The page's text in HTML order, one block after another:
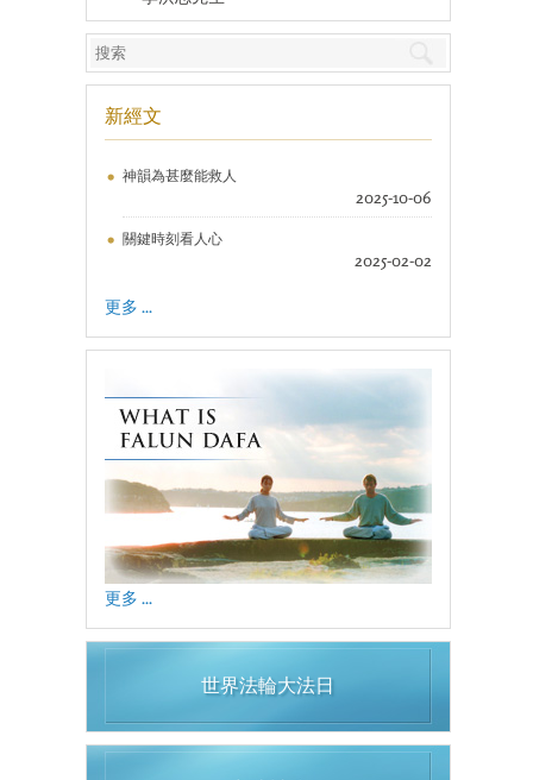
新經文
神韻為甚麼能救人
2025-10-06
關鍵時刻看人心
2025-02-02
更多 ...
更多 ...
世界法輪大法日